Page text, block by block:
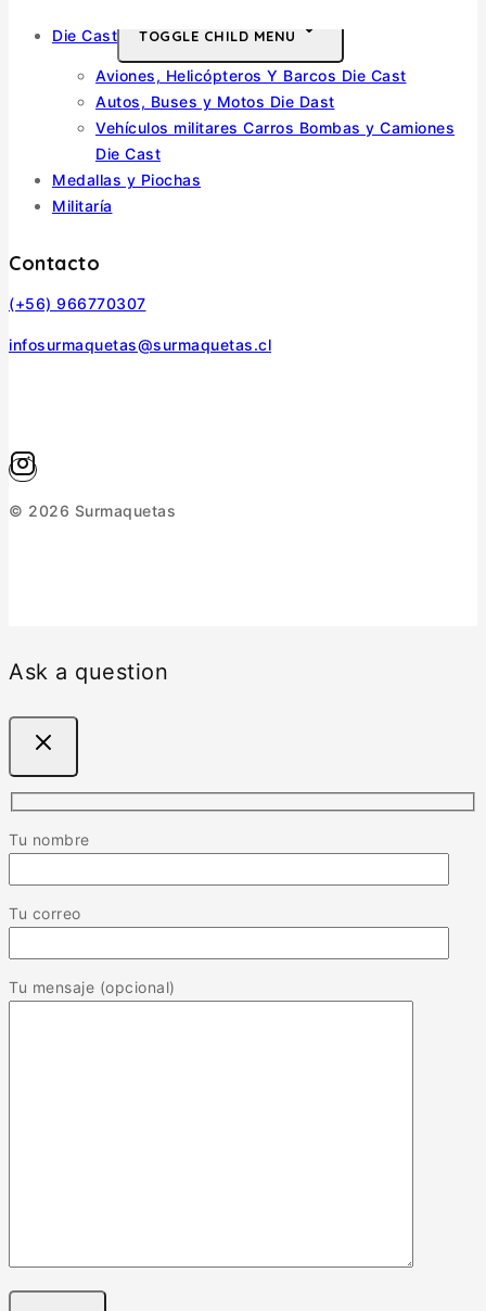
Die Cast TOGGLE CHILD MENU
Aviones, Helicópteros Y Barcos Die Cast
Autos, Buses y Motos Die Dast
Vehículos militares Carros Bombas y Camiones
Die Cast
Medallas y Piochas
Militaría
Contacto
(+56) 966770307
infosurmaquetas@surmaquetas.cl
© 2026 Surmaquetas
Ask a question
Tu nombre
Tu correo
Tu mensaje (opcional)